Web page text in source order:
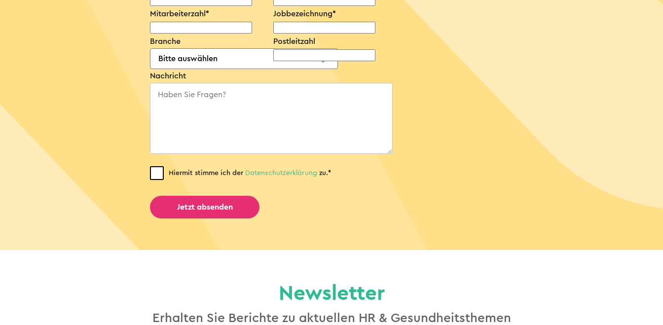
Mitarbeiterzahl * Jobbezeichnung*
Branche Postleitzahl
Nachricht
Hiermit stimme ich der Datenschutz­erklärung zu.*
Newsletter
Erhalten Sie Berichte zu aktuellen HR & Gesundheitsthemen